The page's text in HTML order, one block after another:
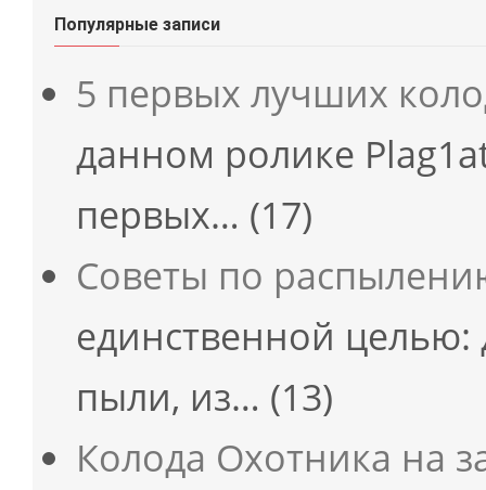
Популярные записи
5 первых лучших
данном ролике
первых… (17)
Советы по
единственной целью:
пыли, из… (13)
Колода Охотника на